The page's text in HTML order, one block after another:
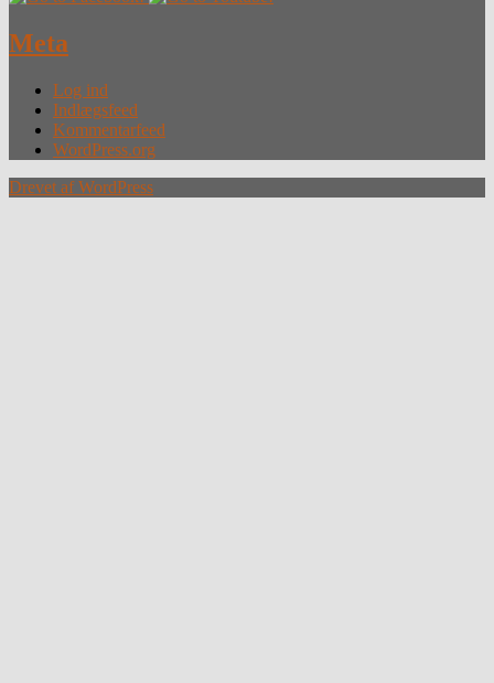
Meta
Log ind
Indlægsfeed
Kommentarfeed
WordPress.org
Drevet af WordPress